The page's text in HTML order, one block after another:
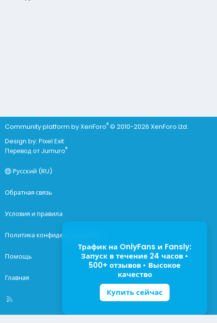
Community platform by XenForo® © 2010-2026 XenForo Ltd.
Design by: Pixel Exit
Перевод от Jumuro®
Русский (RU)
Обратная связь
Условия и правила
Политика конфиденциальности
Помощь
Главная
R
S
Трафик на OnlyFans и Fansly:
Запуск в течение 24 часов •
500+ отзывов • Высокое
качество
Купить сейчас